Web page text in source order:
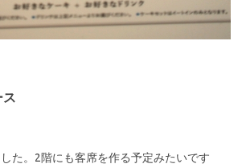
た。2階にも客席を作る予定みたいです